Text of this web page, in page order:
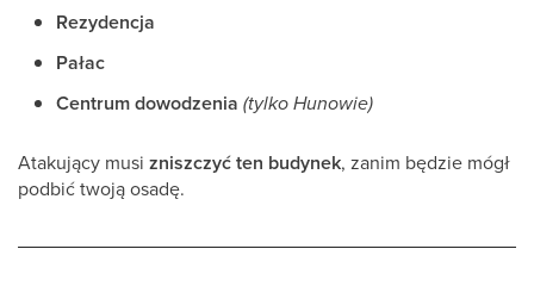
Rezydencja
Pałac
Centrum dowodzenia (tylko Hunowie)
Atakujący musi zniszczyć ten budynek, zanim będzie mógł
podbić twoją osadę.